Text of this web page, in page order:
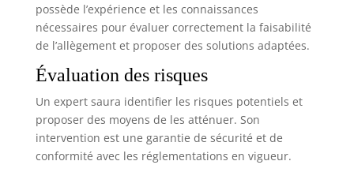
possède l’expérience et les connaissances
nécessaires pour évaluer correctement la faisabilité
de l’allègement et proposer des solutions adaptées.
Évaluation des risques
Un expert saura identifier les risques potentiels et
proposer des moyens de les atténuer. Son
intervention est une garantie de sécurité et de
conformité avec les réglementations en vigueur.